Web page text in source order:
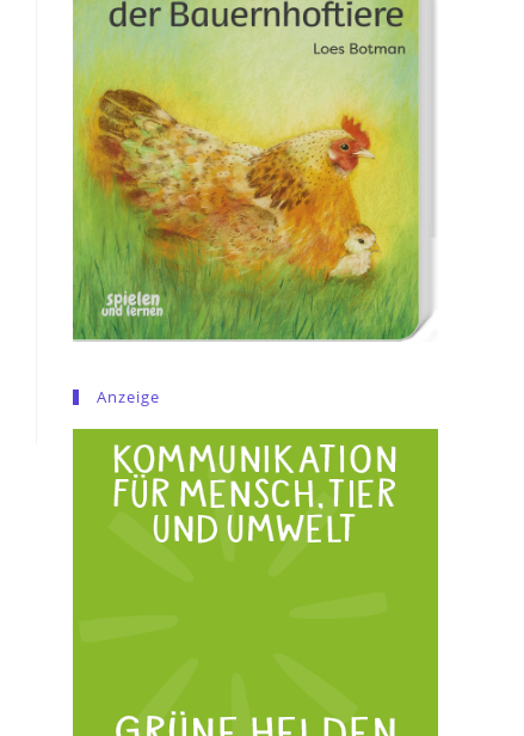
Anzeige